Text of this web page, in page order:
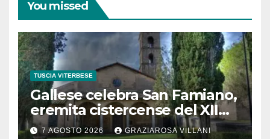
You missed
TUSCIA VITERBESE
Gallese celebra San Famiano,
eremita cistercense del XII
secolo
7 AGOSTO 2026 GRAZIAROSA VILLANI